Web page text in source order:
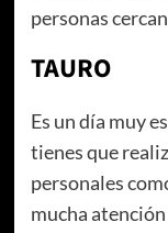
personas
TAURO
Es un día muy
tienes que
personales
mucha